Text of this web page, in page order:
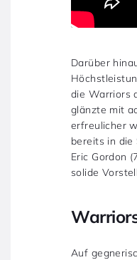
Darüber
die Warriors
glänzte mit
erfreulicher
bereits in
Eric Gordon
solide
Auf